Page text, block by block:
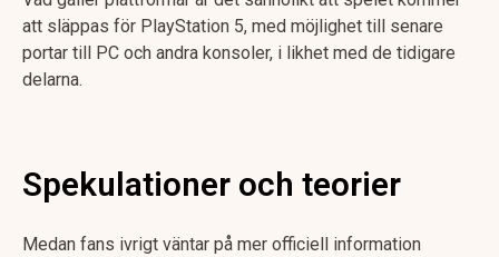
att släppas för PlayStation 5, med möjlighet till senare
portar till PC och andra konsoler, i likhet med de tidigare
delarna.
Spekulationer och teorier
Medan fans ivrigt väntar på mer officiell information